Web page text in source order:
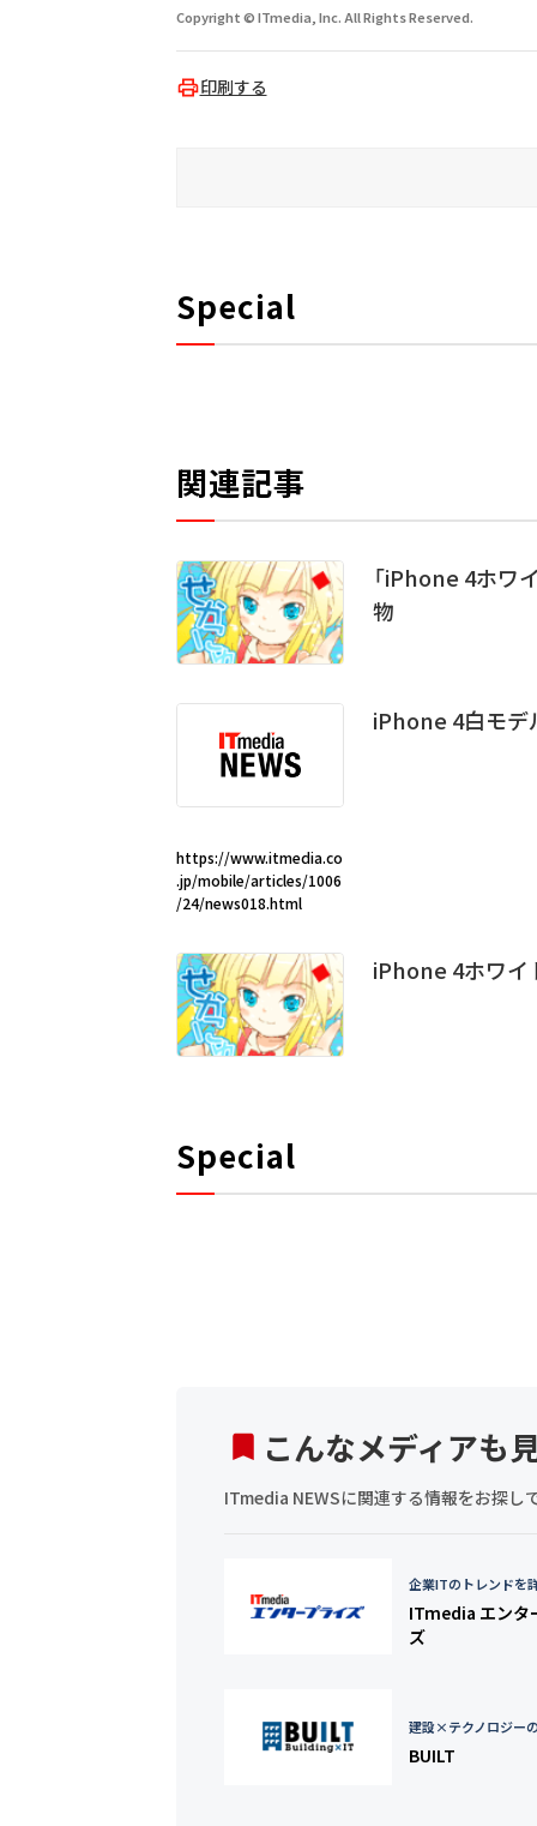
Copyright © ITmedia, Inc. All Rights Reserved.
印刷する
Special
関連記事
「iPhone 4ホワ
物
iPhone 4白モデ
https://www.itmedia.co
.jp/mobile/articles/1006
/24/news018.html
iPhone 4ホワイ
Special
こんなメディアも
ITmedia NEWSに関連する情報をお探し
企業ITのトレンドを
ITmedia エンタ
ズ
建設×テクノロジー
BUILT